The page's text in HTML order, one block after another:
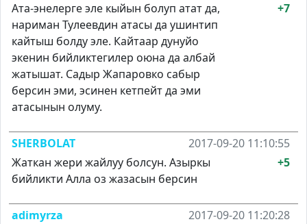
Ата-энелерге эле кыйын болуп атат да,
нариман Тулеевдин атасы да ушинтип
кайтыш болду эле. Кайтаар дунуйо
экенин бийликтегилер оюна да албай
жатышат. Садыр Жапаровко сабыр
берсин эми, эсинен кетпейт да эми
атасынын олуму.
+7
SHERBOLAT
2017-09-20 11:10:55
Жаткан жери жайлуу болсун. Азыркы
бийликти Алла оз жазасын берсин
+5
adimyrza
2017-09-20 11:20:28